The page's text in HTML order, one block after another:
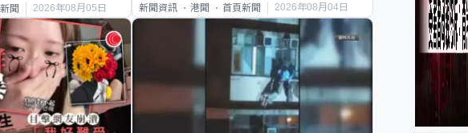
聞 2026年08月05日 新聞資訊 港聞 首頁新聞 2026年08月04日